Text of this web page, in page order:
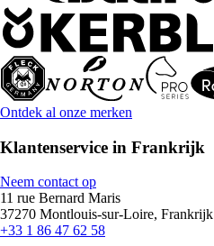
Ontdek al onze merken
Klantenservice in Frankrijk
Neem contact op
11 rue Bernard Maris
37270 Montlouis-sur-Loire, Frankrijk
+33 1 86 47 62 58